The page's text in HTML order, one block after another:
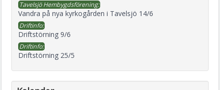
Tavelsjö Hembygdsförening:
Vandra på nya kyrkogården i Tavelsjö 14/6
Driftinfo:
Driftstörning 9/6
Driftinfo:
Driftstörning 25/5